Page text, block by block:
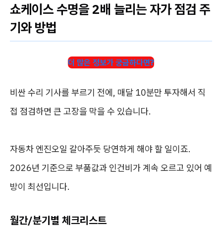
쇼케이스 수명을 2배 늘리는 자가 점검 주
기와 방법
더 많은 정보가 궁금하다면?
비싼 수리 기사를 부르기 전에, 매달 10분만 투자해서 직
접 점검하면 큰 고장을 막을 수 있습니다.
자동차 엔진오일 갈아주듯 당연하게 해야 할 일이죠.
2026년 기준으로 부품값과 인건비가 계속 오르고 있어 예
방이 최선입니다.
월간/분기별 체크리스트